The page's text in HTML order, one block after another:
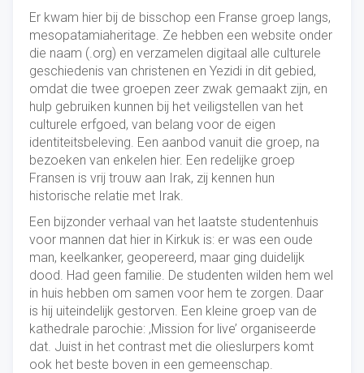
Er kwam hier bij de bisschop een Franse groep langs,
mesopatamiaheritage. Ze hebben een website onder
die naam (.org) en verzamelen digitaal alle culturele
geschiedenis van christenen en Yezidi in dit gebied,
omdat die twee groepen zeer zwak gemaakt zijn, en
hulp gebruiken kunnen bij het veiligstellen van het
culturele erfgoed, van belang voor de eigen
identiteitsbeleving. Een aanbod vanuit die groep, na
bezoeken van enkelen hier. Een redelijke groep
Fransen is vrij trouw aan Irak, zij kennen hun
historische relatie met Irak.
Een bijzonder verhaal van het laatste studentenhuis
voor mannen dat hier in Kirkuk is: er was een oude
man, keelkanker, geopereerd, maar ging duidelijk
dood. Had geen familie. De studenten wilden hem wel
in huis hebben om samen voor hem te zorgen. Daar
is hij uiteindelijk gestorven. Een kleine groep van de
kathedrale parochie: ‚Mission for live’ organiseerde
dat. Juist in het contrast met die olieslurpers komt
ook het beste boven in een gemeenschap.